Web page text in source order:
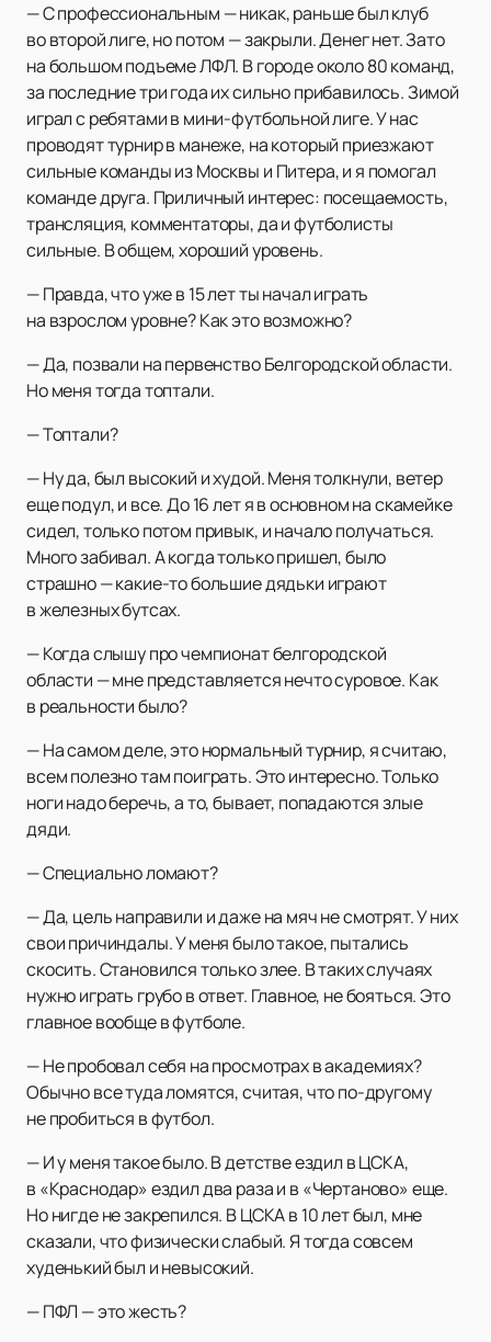
— С профессиональным — никак, раньше был клуб
во второй лиге, но потом — закрыли. Денег нет. Зато
на большом подъеме ЛФЛ. В городе около 80 команд,
за последние три года их сильно прибавилось. Зимой
играл с ребятами в мини-футбольной лиге. У нас
проводят турнир в манеже, на который приезжают
сильные команды из Москвы и Питера, и я помогал
команде друга. Приличный интерес: посещаемость,
трансляция, комментаторы, да и футболисты
сильные. В общем, хороший уровень.
— Правда, что уже в 15 лет ты начал играть
на взрослом уровне? Как это возможно?
— Да, позвали на первенство Белгородской области.
Но меня тогда топтали.
— Топтали?
— Ну да, был высокий и худой. Меня толкнули, ветер
еще подул, и все. До 16 лет я в основном на скамейке
сидел, только потом привык, и начало получаться.
Много забивал. А когда только пришел, было
страшно — какие-то большие дядьки играют
в железных бутсах.
— Когда слышу про чемпионат белгородской
области — мне представляется нечто суровое. Как
в реальности было?
— На самом деле, это нормальный турнир, я считаю,
всем полезно там поиграть. Это интересно. Только
ноги надо беречь, а то, бывает, попадаются злые
дяди.
— Специально ломают?
— Да, цель направили и даже на мяч не смотрят. У них
свои причиндалы. У меня было такое, пытались
скосить. Становился только злее. В таких случаях
нужно играть грубо в ответ. Главное, не бояться. Это
главное вообще в футболе.
— Не пробовал себя на просмотрах в академиях?
Обычно все туда ломятся, считая, что по-другому
не пробиться в футбол.
— И у меня такое было. В детстве ездил в ЦСКА,
в «Краснодар» ездил два раза и в «Чертаново» еще.
Но нигде не закрепился. В ЦСКА в 10 лет был, мне
сказали, что физически слабый. Я тогда совсем
худенький был и невысокий.
— ПФЛ — это жесть?